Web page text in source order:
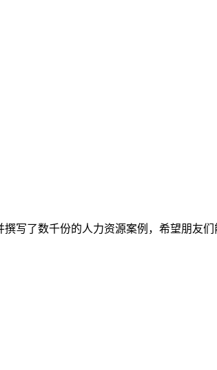
写了数千份的人力资源案例，希望朋友们